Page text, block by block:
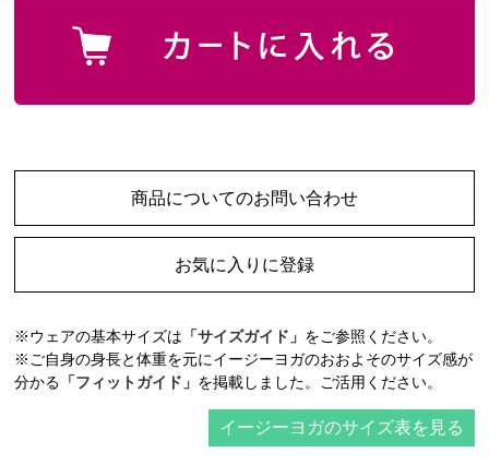
商品についてのお問い合わせ
お気に入りに登録
※ウェアの基本サイズは 「サイズガイド」 をご参照ください。
※ご自身の身長と体重を元にイージーヨガのおおよそのサイズ感が
分かる 「フィットガイド」 を掲載しました。ご活用ください。
イージーヨガのサイズ表を見る